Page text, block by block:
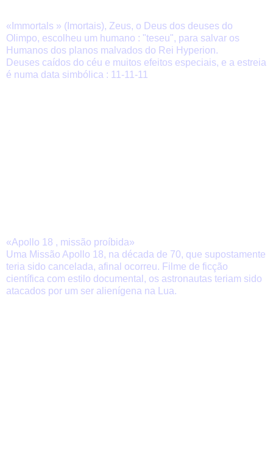
«Immortals » (Imortais), Zeus, o Deus dos deuses do
Olimpo, escolheu um humano : "teseu", para salvar os
Humanos dos planos malvados do Rei Hyperion.
Deuses caídos do céu e muitos efeitos especiais, e a estreia
é numa data simbólica : 11-11-11
«Apollo 18 , missão proíbida»
Uma Missão Apollo 18, na década de 70, que supostamente
teria sido cancelada, afinal ocorreu. Filme de ficção
científica com estilo documental, os astronautas teriam sido
atacados por um ser alienígena na Lua.